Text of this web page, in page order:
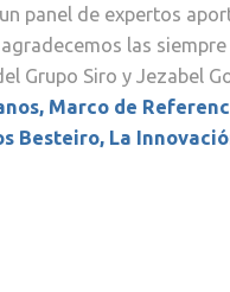
panel de expertos
las
Grupo Siro y Jezabel
Marco de
Besteiro, La